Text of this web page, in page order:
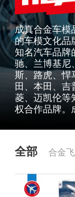
成真合金车模
的车模文化品
知名汽车品牌
驰、兰博基尼
斯、路虎、悍
田、本田、吉
菱、迈凯伦等
权合作品牌。
全部 合金